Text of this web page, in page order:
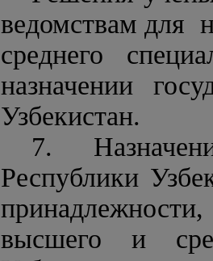
ведомствам для
среднего
назначении
Узбекистан.
7.
Республики
высшего и